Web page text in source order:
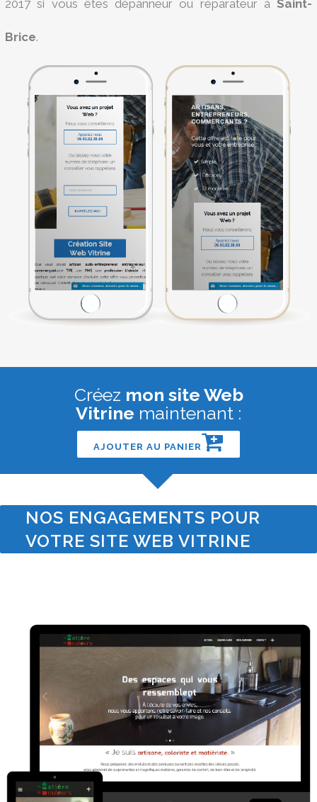
2017 si vous êtes dépanneur ou réparateur à Saint-
Brice.
Créez mon site Web
Vitrine maintenant :
AJOUTER AU PANIER
NOS ENGAGEMENTS POUR
VOTRE SITE WEB VITRINE